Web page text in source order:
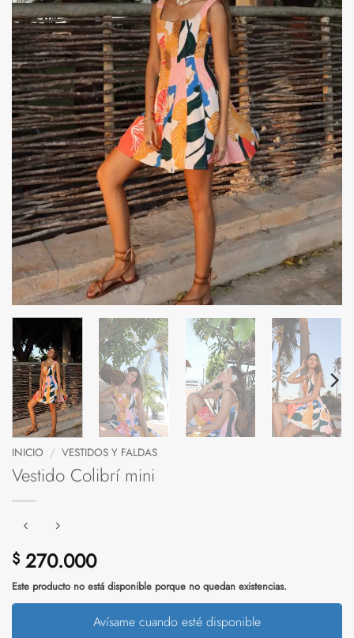
INICIO / VESTIDOS Y FALDAS
Vestido Colibrí mini
$ 270.000
Este producto no está disponible porque no quedan existencias.
Avísame cuando esté disponible